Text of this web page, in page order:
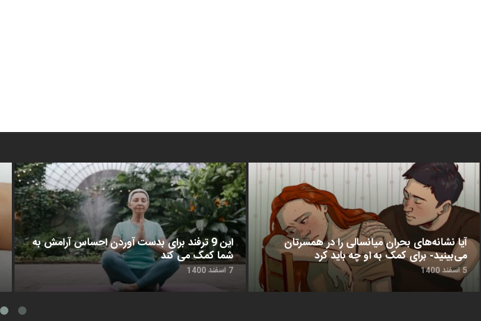
این 9 ترفند برای بدست آوردن احساس آرامش به
شما کمک می‌ کند
7 اسفند 1400
آیا نشانه‌های بحران میانسالی را در همسرتان
می‌بینید- برای کمک به او چه باید کرد
5 اسفند 1400